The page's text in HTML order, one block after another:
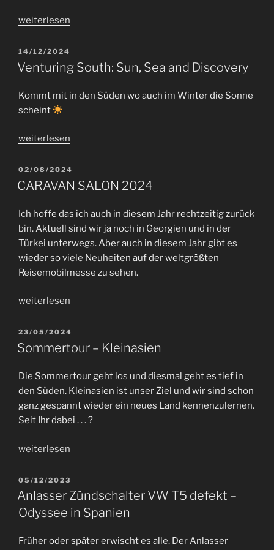
kann
grossen
Praxischeck“
„Power
–
Energiewende
Campervan“
weiterlesen
VERÖFFENTLICHT
AM
14/12/2024
Venturing South: Sun, Sea and Discovery
Kommt mit in den Süden wo auch im Winter die Sonne
scheint
„Venturing
Sun,
Sea
Discovery“
weiterlesen
VERÖFFENTLICHT
AM
02/08/2024
CARAVAN SALON 2024
Ich hoffe das ich auch in diesem Jahr rechtzeitig zurück
bin. Aktuell sind wir ja noch in Georgien und in der
Türkei unterwegs. Aber auch in diesem Jahr gibt es
wieder so viele Neuheiten auf der weltgrößten
Reisemobilmesse zu sehen.
„CARAVAN
2024“
weiterlesen
VERÖFFENTLICHT
AM
23/05/2024
Sommertour – Kleinasien
Die Sommertour geht los und diesmal geht es tief in
den Süden. Kleinasien ist unser Ziel und wir sind schon
ganz gespannt wieder ein neues Land kennenzulernen.
Seit Ihr dabei . . . ?
„Sommertour
Kleinasien“
weiterlesen
VERÖFFENTLICHT
AM
05/12/2023
Anlasser Zündschalter VW T5 defekt –
Odyssee in Spanien
Früher oder später erwischt es alle. Der Anlasser